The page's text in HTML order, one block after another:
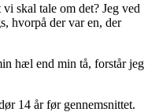
skal tale om det? Jeg ved
hvorpå der var en, der
hæl end min tå, forstår jeg
14 år før gennemsnittet.